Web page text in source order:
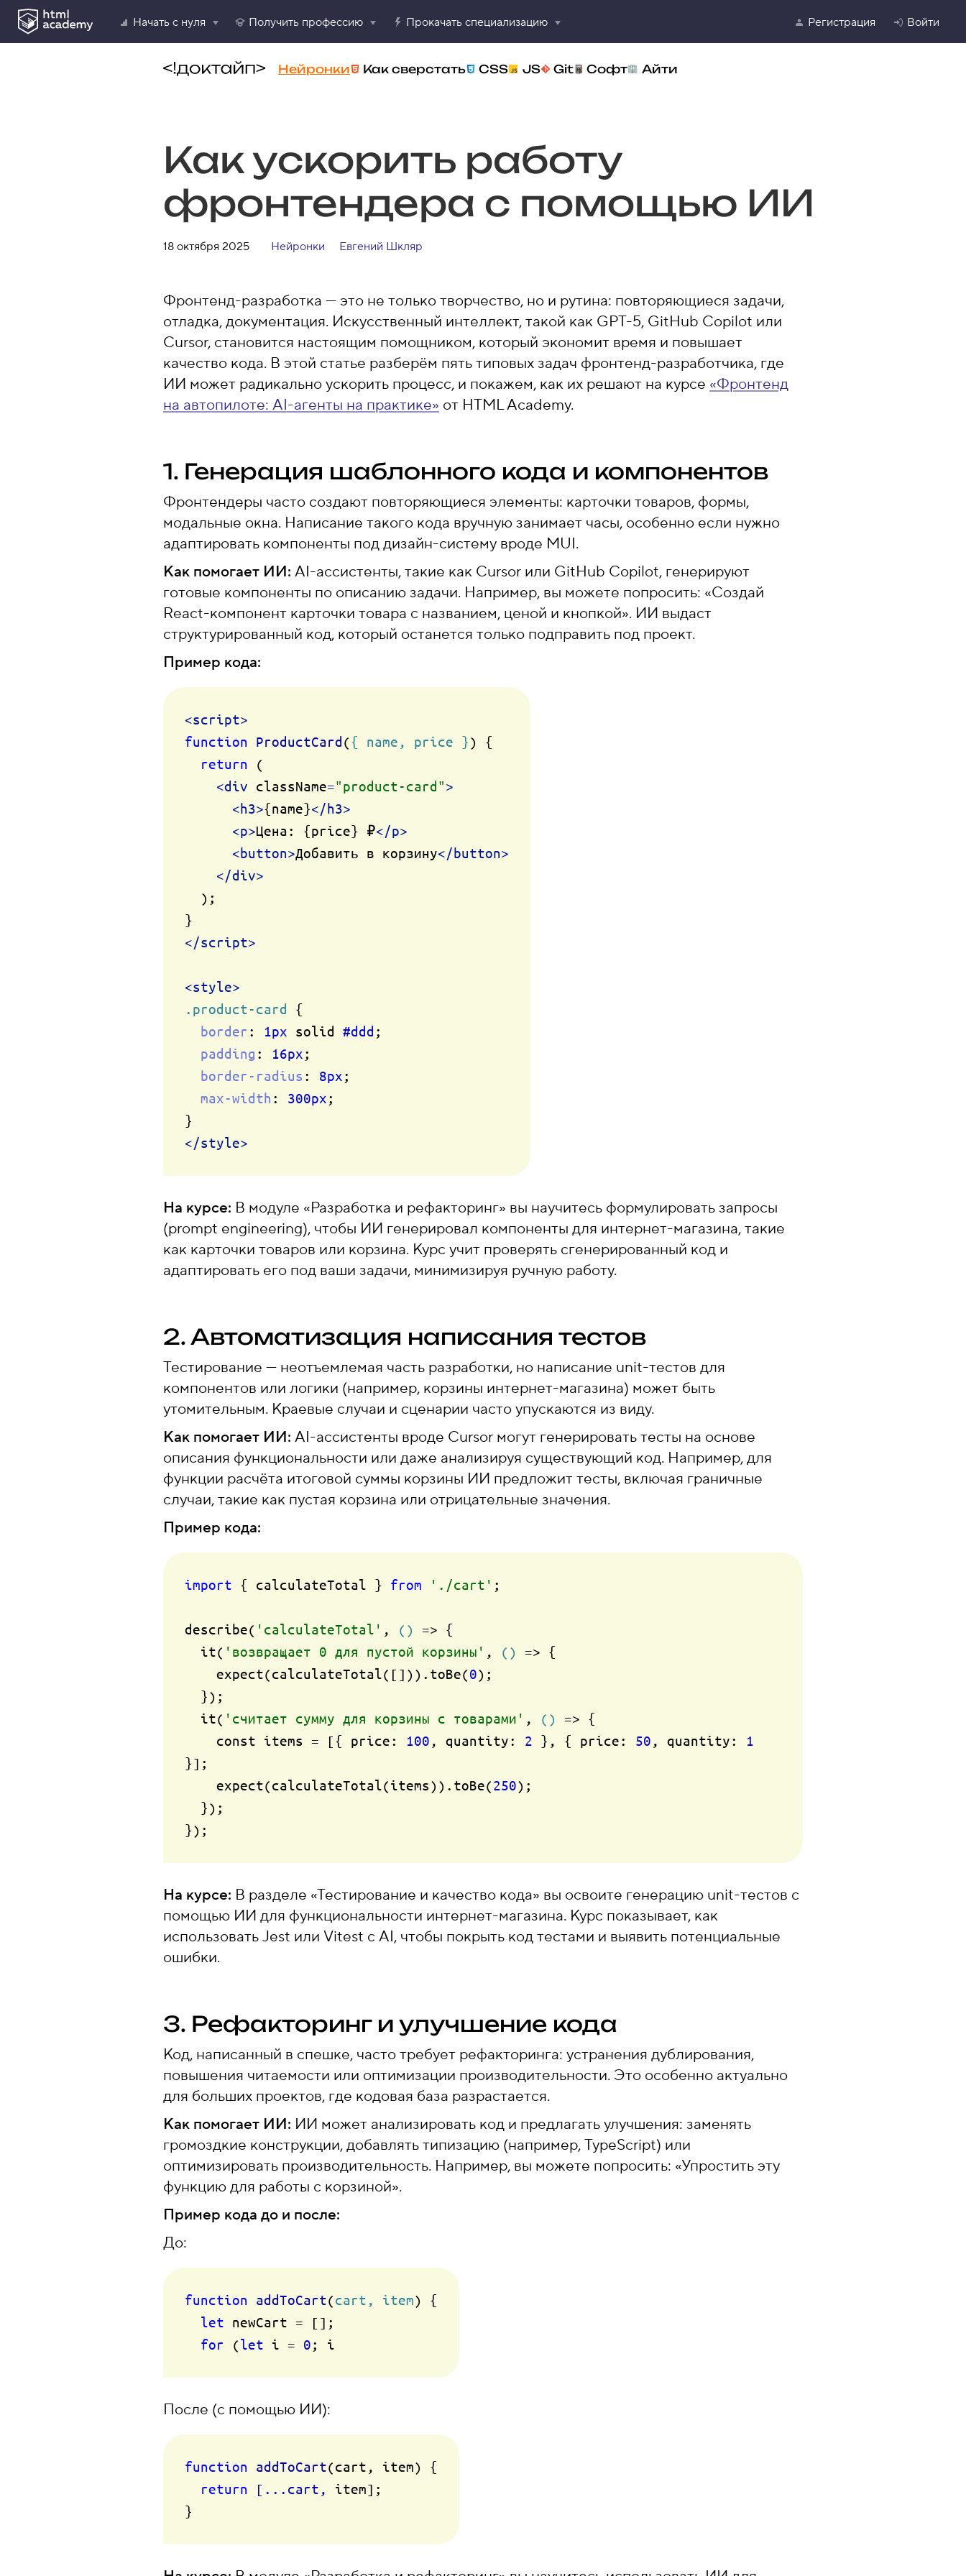
Начать с нуля Получить профессию Прокачать специализацию Регистрация Войти
Нейронки Как сверстать CSS JS Git Софт Айти
Как ускорить работу
фронтендера с помощью ИИ
18 октября 2025 Нейронки Евгений Шкляр
Фронтенд-разработка — это не только творчество, но и рутина: повторяющиеся задачи,
отладка, документация. Искусственный интеллект, такой как GPT-5, GitHub Copilot или
Cursor, становится настоящим помощником, который экономит время и повышает
качество кода. В этой статье разберём пять типовых задач фронтенд-разработчика, где
ИИ может радикально ускорить процесс, и покажем, как их решают на курсе «Фронтенд
на автопилоте: AI-агенты на практике» от HTML Academy.
1. Генерация шаблонного кода и компонентов
Фронтендеры часто создают повторяющиеся элементы: карточки товаров, формы,
модальные окна. Написание такого кода вручную занимает часы, особенно если нужно
адаптировать компоненты под дизайн-систему вроде MUI.
Как помогает ИИ: AI-ассистенты, такие как Cursor или GitHub Copilot, генерируют
готовые компоненты по описанию задачи. Например, вы можете попросить: «Создай
React-компонент карточки товара с названием, ценой и кнопкой». ИИ выдаст
структурированный код, который останется только подправить под проект.
Пример кода:
<script>
function
ProductCard ({ name, price }) {
return (
<div className="product-card">
<h3>{name}</ h3>
<p>Цена: {price} ₽</p>
<button>Добавить в корзину</ button>
</div>
</script>
<style>
.product-card
{
border : 1px solid #ddd ;
padding : 16px;
border-radius : 8px;
max-width : 300px;
</style>
На курсе: В модуле «Разработка и рефакторинг» вы научитесь формулировать запросы
(prompt engineering), чтобы ИИ генерировал компоненты для интернет-магазина, такие
как карточки товаров или корзина. Курс учит проверять сгенерированный код и
адаптировать его под ваши задачи, минимизируя ручную работу.
2. Автоматизация написания тестов
Тестирование — неотъемлемая часть разработки, но написание unit-тестов для
компонентов или логики (например, корзины интернет-магазина) может быть
утомительным. Краевые случаи и сценарии часто упускаются из виду.
Как помогает ИИ: AI-ассистенты вроде Cursor могут генерировать тесты на основе
описания функциональности или даже анализируя существующий код. Например, для
функции расчёта итоговой суммы корзины ИИ предложит тесты, включая граничные
случаи, такие как пустая корзина или отрицательные значения.
Пример кода:
import { calculateTotal } from './cart' ;
describe( 'calculateTotal' , () => {
  it(
'возвращает 0 для пустой корзины' , () => {
    expect(calculateTotal([])).toBe(
0);
  it(
'считает сумму для корзины с товарами' , () => {
    const items = [{ price:
100 , quantity: 2 }, { price: 50 , quantity: 1
}];
    expect(calculateTotal(items)).toBe(
250);
На курсе: В разделе «Тестирование и качество кода» вы освоите генерацию unit-тестов с
помощью ИИ для функциональности интернет-магазина. Курс показывает, как
использовать Jest или Vitest с AI, чтобы покрыть код тестами и выявить потенциальные
ошибки.
3. Рефакторинг и улучшение кода
Код, написанный в спешке, часто требует рефакторинга: устранения дублирования,
повышения читаемости или оптимизации производительности. Это особенно актуально
для больших проектов, где кодовая база разрастается.
Как помогает ИИ: ИИ может анализировать код и предлагать улучшения: заменять
громоздкие конструкции, добавлять типизацию (например, TypeScript) или
оптимизировать производительность. Например, вы можете попросить: «Упростить эту
функцию для работы с корзиной».
Пример кода до и после:
До:
function addToCart(cart, item) {
let newCart = [];
for (let i = 0; i
После (с помощью ИИ):
function addToCart(cart, item) {
return
[...cart,
item];